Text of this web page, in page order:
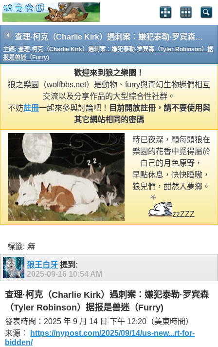
查理·柯克（Charlie Kirk）遇刺案：嫌犯泰勒·罗宾森（Tyler Robinson）据报是兽迷（Furry)
主題: 查理·柯克（Charlie Kirk）遇刺案：嫌犯泰勒·罗宾森（Tyler Robinson）据
报是兽迷（Furry)
歡迎來到狼之樂園！
狼之樂園（wolfbbs.net）是動物、furry與奇幻生物迷們相互
交流以及分享作品的大型綜合性社群。
不妨註冊一起來參與討論吧！
目前開放註冊，請不要使用與
其它網站相同的密碼
時已夜深，願每頭狼在
樂園的花香中覓得屬於
自己的月色原野，
早點休息，快快睡嗷，
狼兒們，酣然入夢鄉。
zzZZZ
標籤: 無
狼王白牙 提到:
2025-09-16 10:54 AM
查理·柯克（Charlie Kirk）遇刺案：嫌犯泰勒·罗宾森
（Tyler Robinson）据报是兽迷（Furry)
發表時間：2025 年 9 月 14 日 下午 12:20（美東時間）
来源：
https://nypost.com/2025/09/14/us-new...rt-for-
bidden/